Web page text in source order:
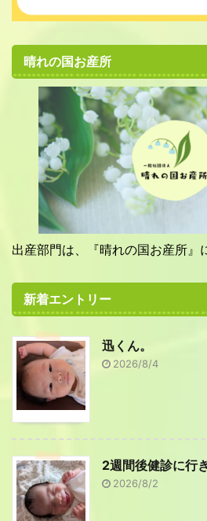
晴れの国お産所
出産部門は、『晴れの国お産所』
新着エントリー
迅くん。
2026/8/4
2週間後健診に行
2026/8/2